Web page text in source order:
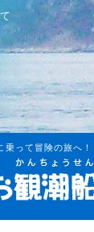
って冒険の旅へ！